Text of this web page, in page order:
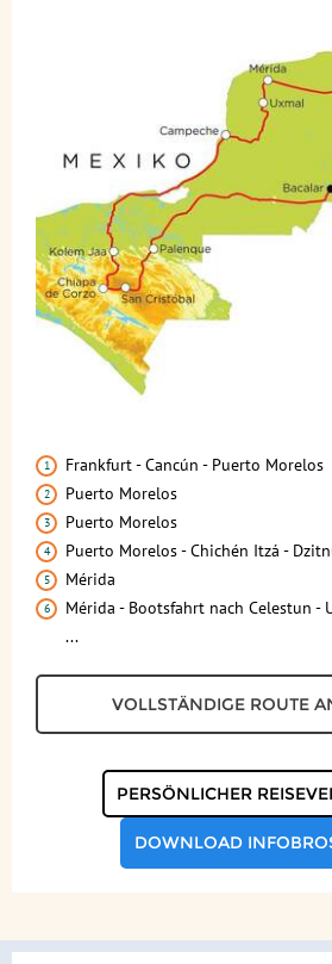
PRAKTISCHE
Unterkunft
Transport
Ausflüge
Mahlzeiten
Individuelle An- &
Klima und
FAQ
FOTOS UND
BUCHEN
Frankfurt - Cancún - Puerto Morelos
Puerto Morelos
Puerto Morelos
Puerto Morelos - Chichén Itzá -
Mérida
Mérida - Bootsfahrt nach Celestun -
...
VOLLSTÄNDIGE ROUTE
Reiseverlauf
DOWNLOAD